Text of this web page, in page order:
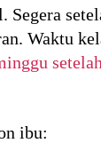
Waktu
ibu: